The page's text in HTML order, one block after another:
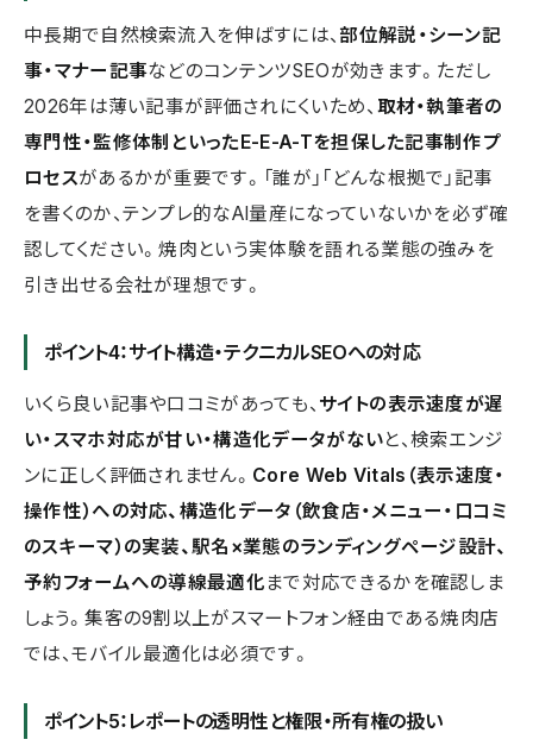
中長期で自然検索流入を伸ばすには、 部位解説・シーン記
事・マナー記事などのコンテンツSEOが効きます。ただし
2026年は薄い記事が評価されにくいため、 取材・執筆者の
専門性・監修体制といったE-E-A-Tを担保した記事制作プ
ロセスがあるかが重要です。「誰が」「どんな根拠で」記事
を書くのか、テンプレ的なAI量産になっていないかを必ず確
認してください。焼肉という実体験を語れる業態の強みを
引き出せる会社が理想です。
ポイント4：サイト構造・テクニカルSEOへの対応
いくら良い記事や口コミがあっても、 サイトの表示速度が遅
い・スマホ対応が甘い・構造化データがないと、検索エンジ
ンに正しく評価されません。 Core Web Vitals（表示速度・
操作性）への対応、構造化データ（飲食店・メニュー・口コミ
のスキーマ）の実装、駅名×業態のランディングページ設計、
予約フォームへの導線最適化 まで対応できるかを確認しま
しょう。集客の9割以上がスマートフォン経由である焼肉店
では、モバイル最適化は必須です。
ポイント5：レポートの透明性と権限・所有権の扱い